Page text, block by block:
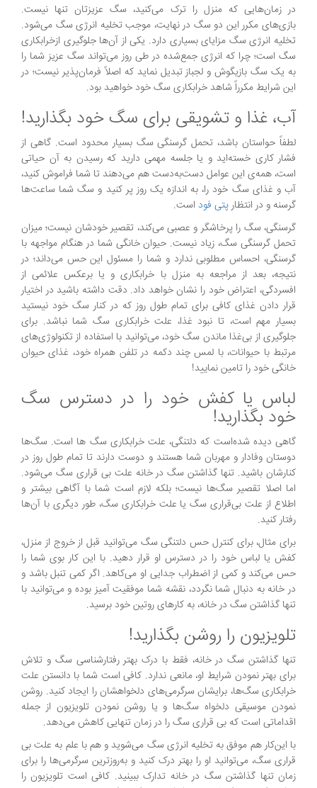
در زمان‌هایی که منزل را ترک می‌کنید، سگ عزیزتان تنها نیست.
بازی‌های مکرر این دو سگ در نهایت، موجب تخلیه انرژی سگ می‌شود.
تخلیه انرژی سگ مزایای بسیاری دارد. یکی از آن‌ها جلوگیری ازخرابکاری
سگ است؛ چرا که انرژی جمع‌شده در طی روز می‌تواند سگ عزیز شما را
به یک سگ بازیگوش و لجباز تبدیل نماید که اصلاً فرمان‌پذیر نیست؛ در
این شرایط مکرراً شاهد خرابکاری سگ خود خواهید بود.
آب، غذا و تشویقی برای سگ خود بگذارید!
لطفاً حواستان باشد، تحمل گرسنگی سگ بسیار محدود است. گاهی از
فشار کاری خسته‌اید و یا جلسه مهمی دارید که رسیدن به آن حیاتی
است، همه‌ی این عوامل دست‌به‌دست هم می‌دهند تا شما فراموش کنید،
آب و غذای سگ خود را، به اندازه یک روز پر کنید و سگ شما ساعت‌ها
گرسنه و در انتظارپتی فود است.
گرسنگی، سگ را پرخاشگر و عصبی می‌کند، تقصیر خودشان نیست؛ میزان
تحمل گرسنگی سگ، زیاد نیست. حیوان خانگی شما در هنگام مواجهه با
گرسنگی، احساس مطلوبی ندارد و شما را مسئول این حس می‌داند؛ در
نتیجه، بعد از مراجعه به منزل با خرابکاری و یا برعکس علائمی از
افسردگی، اعتراض خود را نشان خواهد‌ داد. دقت داشته باشید در اختیار
قرار دادن غذای کافی برای تمام طول روز که در کنار سگ خود نیستید
بسیار مهم است، تا نبود غذا، علت خرابکاری سگ شما نباشد. برای
جلوگیری از بی‌غذا ماندن سگ خود، می‌توانید با استفاده از تکنولوژی‌های
مرتبط با حیوانات، با لمس چند دکمه در تلفن همراه خود، غذای حیوان
خانگی خود را تامین نمایید!
لباس یا کفش خود را در دسترس سگ
خود بگذارید!
گاهی دیده شده‌است که دلتنگی، علت خرابکاری سگ ها است. سگ‌ها
دوستان وفادار و مهربان شما هستند و دوست دارند تا تمام طول روز در
کنارشان باشید. تنها گذاشتن سگ در خانه علت بی قراری سگ می‌شود.
اما اصلا تقصیر سگ‌ها نیست؛ بلکه لازم است شما با آگاهی بیشتر و
اطلاع از علت بی‌قراری سگ یا علت خرابکاری سگ، طور دیگری با آن‌ها
رفتار کنید.
برای مثال، برای کنترل حس دلتنگی سگ می‌توانید قبل از خروج از منزل،
کفش یا لباس خود را در دسترس او قرار دهید. با این کار بوی شما را
حس می‌کند و کمی از اضطراب جدایی او می‌کاهد. اگر کمی تنبل باشد و
در خانه به دنبال شما نگردد، نقشه شما موفقیت آمیز بوده و می‌توانید با
تنها گذاشتن سگ در خانه، به کارهای روتین خود برسید.
تلویزیون را روشن بگذارید!
تنها گذاشتن سگ در خانه، فقط با درک بهتر رفتارشناسی سگ و تلاش
برای بهتر نمودن شرایط او، مانعی ندارد. کافی‌ است شما با دانستن علت
خرابکاری سگ‌ها، برایشان سرگرمی‌های دلخواهشان را ایجاد کنید. روشن
نمودن موسیقی دلخواه سگ‌ها و یا روشن نمودن تلویزیون از‌ جمله
اقداماتی است که بی قراری سگ را در زمان تنهایی کاهش می‌دهد.
با این‌کار هم موفق به تخلیه انرژی سگ می‌شوید و هم با علم به علت بی
قراری سگ، می‌توانید او را بهتر درک کنید و به‌روزترین سرگرمی‌ها را برای
زمان تنها گذاشتن سگ در خانه تدارک ببینید. کافی است تلویزیون را